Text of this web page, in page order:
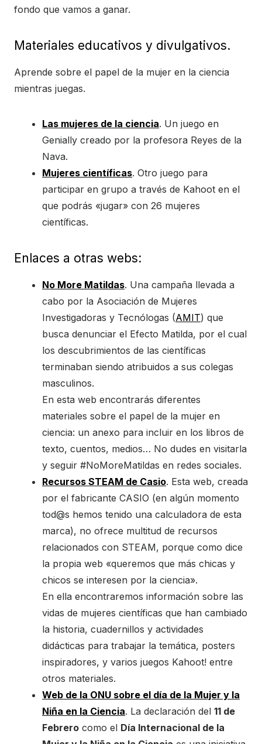
fondo que vamos a ganar.
Materiales educativos y divulgativos.
Aprende sobre el papel de la mujer en la ciencia
mientras juegas.
Las mujeres de la ciencia. Un juego en
Genially creado por la profesora Reyes de la
Nava.
Mujeres científicas. Otro juego para
participar en grupo a través de Kahoot en el
que podrás «jugar» con 26 mujeres
científicas.
Enlaces a otras webs:
No More Matildas. Una campaña llevada a
cabo por la Asociación de Mujeres
Investigadoras y Tecnólogas (AMIT) que
busca denunciar el Efecto Matilda, por el cual
los descubrimientos de las científicas
terminaban siendo atribuidos a sus colegas
masculinos.
En esta web encontrarás diferentes
materiales sobre el papel de la mujer en
ciencia: un anexo para incluir en los libros de
texto, cuentos, medios… No dudes en visitarla
y seguir #NoMoreMatildas en redes sociales.
Recursos STEAM de Casio. Esta web, creada
por el fabricante CASIO (en algún momento
tod@s hemos tenido una calculadora de esta
marca), no ofrece multitud de recursos
relacionados con STEAM, porque como dice
la propia web «queremos que más chicas y
chicos se interesen por la ciencia».
En ella encontraremos información sobre las
vidas de mujeres científicas que han cambiado
la historia, cuadernillos y actividades
didácticas para trabajar la temática, posters
inspiradores, y varios juegos Kahoot! entre
otros materiales.
Web de la ONU sobre el día de la Mujer y la
Niña en la Ciencia. La declaración del 11 de
Febrero como el Día Internacional de la